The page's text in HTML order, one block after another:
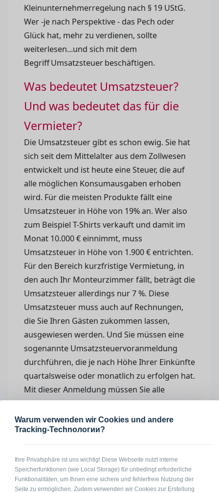
Kleinunternehmerregelung nach § 19 UStG.
Wer -je nach Perspektive - das Pech oder
Glück hat, mehr zu verdienen, sollte
weiterlesen...und sich mit dem
Begriff Umsatzsteuer beschäftigen.
Was bedeutet Umsatzsteuer?
Und was bedeutet das für die
Vermieter?
Die Umsatzsteuer gibt es schon ewig. Sie hat
sich seit dem Mittelalter aus dem Zollwesen
entwickelt und ist heute eine Steuer, die auf
alle möglichen Konsumausgaben erhoben
wird. Für die meisten Produkte fällt eine
Umsatzsteuer in Höhe von 19% an. Wer also
zum Beispiel T-Shirts verkauft und damit im
Monat 10.000 € einnimmt, muss
Umsatzsteuer in Höhe von 1.900 € entrichten.
Für den Bereich kurzfristige Vermietung, in
den auch Ihr Monteurzimmer fällt, beträgt die
Umsatzsteuer allerdings nur 7 %. Diese
Umsatzsteuer muss auch auf Rechnungen,
die Sie Ihren Gästen zukommen lassen,
ausgewiesen werden. Und Sie müssen eine
sogenannte Umsatzsteuervoranmeldung
durchführen, die je nach Höhe Ihrer Einkünfte
quartalsweise oder monatlich zu erfolgen hat.
Mit dieser Anmeldung müssen Sie alle
Einnahmen angeben, die Sie im
entsprechenden Zeitraum durch Ihr
Monteurzimmer erzielt haben.
Sie dürfen den Einnahmen natürlich auch alle
Ausgaben entgegenstellen, die im
Zusammenhang mit der Vermietung Ihres
Warum verwenden wir Cookies und andere
Tracking-Technологии?
Ihre Privatsphäre ist uns wichtig! Diese Webseite nutzt interne
Speicherfunktionen (wie Local Storage) für unbedingt erforderliche
Funktionalitäten, um Ihnen eine sichere und fehlerfreie Nutzung der
Seite zu ermöglichen. Zudem verwenden wir Cookies zur Erstellung